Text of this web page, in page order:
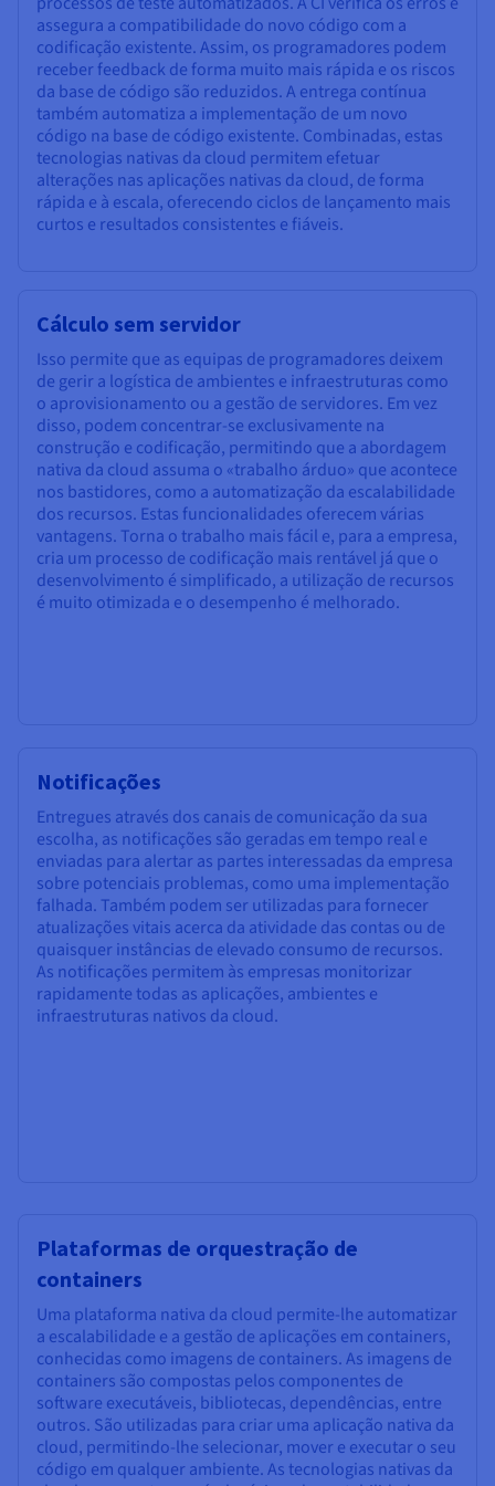
assegura a compatibilidade do novo código com a
codificação existente. Assim, os programadores podem
receber feedback de forma muito mais rápida e os riscos
da base de código são reduzidos. A entrega contínua
também automatiza a implementação de um novo
código na base de código existente. Combinadas, estas
tecnologias nativas da cloud permitem efetuar
alterações nas aplicações nativas da cloud, de forma
rápida e à escala, oferecendo ciclos de lançamento mais
curtos e resultados consistentes e fiáveis.
Cálculo sem servidor
Isso permite que as equipas de programadores deixem
de gerir a logística de ambientes e infraestruturas como
o aprovisionamento ou a gestão de servidores. Em vez
disso, podem concentrar-se exclusivamente na
construção e codificação, permitindo que a abordagem
nativa da cloud assuma o «trabalho árduo» que acontece
nos bastidores, como a automatização da escalabilidade
dos recursos. Estas funcionalidades oferecem várias
vantagens. Torna o trabalho mais fácil e, para a empresa,
cria um processo de codificação mais rentável já que o
desenvolvimento é simplificado, a utilização de recursos
é muito otimizada e o desempenho é melhorado.
Notificações
Entregues através dos canais de comunicação da sua
escolha, as notificações são geradas em tempo real e
enviadas para alertar as partes interessadas da empresa
sobre potenciais problemas, como uma implementação
falhada. Também podem ser utilizadas para fornecer
atualizações vitais acerca da atividade das contas ou de
quaisquer instâncias de elevado consumo de recursos.
As notificações permitem às empresas monitorizar
rapidamente todas as aplicações, ambientes e
infraestruturas nativos da cloud.
Plataformas de orquestração de
containers
Uma plataforma nativa da cloud permite-lhe automatizar
a escalabilidade e a gestão de aplicações em containers,
conhecidas como imagens de containers. As imagens de
containers são compostas pelos componentes de
software executáveis, bibliotecas, dependências, entre
outros. São utilizadas para criar uma aplicação nativa da
cloud, permitindo-lhe selecionar, mover e executar o seu
código em qualquer ambiente. As tecnologias nativas da